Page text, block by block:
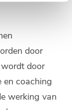
door
door
en coaching
werking van